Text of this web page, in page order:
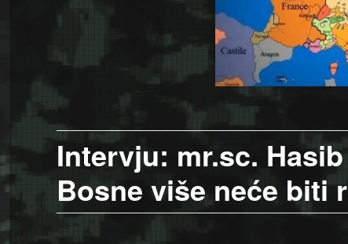
Intervju: mr.sc.
Bosne više neće biti